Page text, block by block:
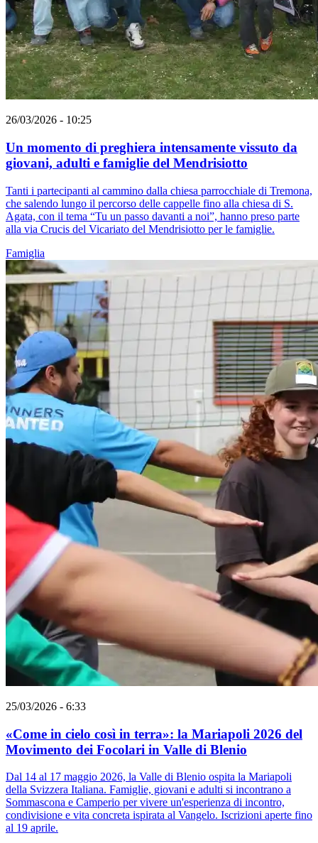
26/03/2026 - 10:25
Un momento di preghiera intensamente vissuto da
giovani, adulti e famiglie del Mendrisiotto
Tanti i partecipanti al cammino dalla chiesa parrocchiale di Tremona,
che salendo lungo il percorso delle cappelle fino alla chiesa di S.
Agata, con il tema “Tu un passo davanti a noi”, hanno preso parte
alla via Crucis del Vicariato del Mendrisiotto per le famiglie.
Famiglia
25/03/2026 - 6:33
«Come in cielo così in terra»: la Mariapoli 2026 del
Movimento dei Focolari in Valle di Blenio
Dal 14 al 17 maggio 2026, la Valle di Blenio ospita la Mariapoli
della Svizzera Italiana. Famiglie, giovani e adulti si incontrano a
Sommascona e Camperio per vivere un'esperienza di incontro,
condivisione e vita concreta ispirata al Vangelo. Iscrizioni aperte fino
al 19 aprile.